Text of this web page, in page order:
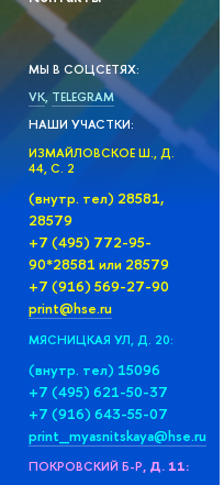
МЫ В СОЦСЕТЯХ:
VK, TELEGRAM
НАШИ УЧАСТКИ:
ИЗМАЙЛОВСКОЕ Ш., Д.
44, С. 2
(внутр. тел) 28581,
28579
+7 (495) 772-95-
90*28581 или 28579
+7 (916) 569-27-90
print@hse.ru
МЯСНИЦКАЯ УЛ, Д. 20:
(внутр. тел) 15096
+7 (495) 621-50-37
+7 (916) 643-55-07
print_myasnitskaya@hse.ru
ПОКРОВСКИЙ Б-Р, Д. 11: